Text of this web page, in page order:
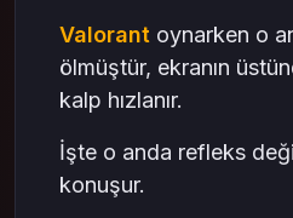
VP Satın Al: Oyun
Görsel ve Zihinsel
Güvenli VP Satın Al
Profesyonellerden
Sonuç: Clutch Bir Sanattır
Valorant oynarken o
ölmüştür, ekranın
kalp hızlanır.
İşte o anda refleks
konuşur.